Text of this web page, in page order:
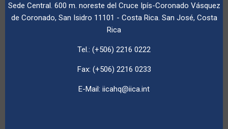
Sede Central. 600 m. noreste del Cruce Ipís-Coronado Vásquez
de Coronado, San Isidro 11101 - Costa Rica. San José, Costa
Rica
Tel.: (+506) 2216 0222
Fax: (+506) 2216 0233
E-Mail: iicahq@iica.int